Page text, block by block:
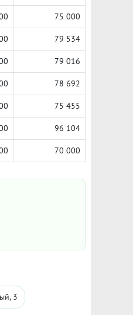
75 000
79 534
79 016
78 692
75 455
96 104
70 000
3